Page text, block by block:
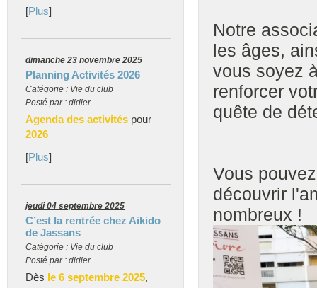
[Plus]
dimanche 23 novembre 2025
Planning Activités 2026
Catégorie : Vie du club
Posté par : didier
Agenda des activités pour
2026
[Plus]
jeudi 04 septembre 2025
C’est la rentrée chez Aikido
de Jassans
Catégorie : Vie du club
Posté par : didier
Dès le 6 septembre 2025,
Notre
les âges,
vous soyez
renforcer
quête de
Vous
découvrir
nombreux !